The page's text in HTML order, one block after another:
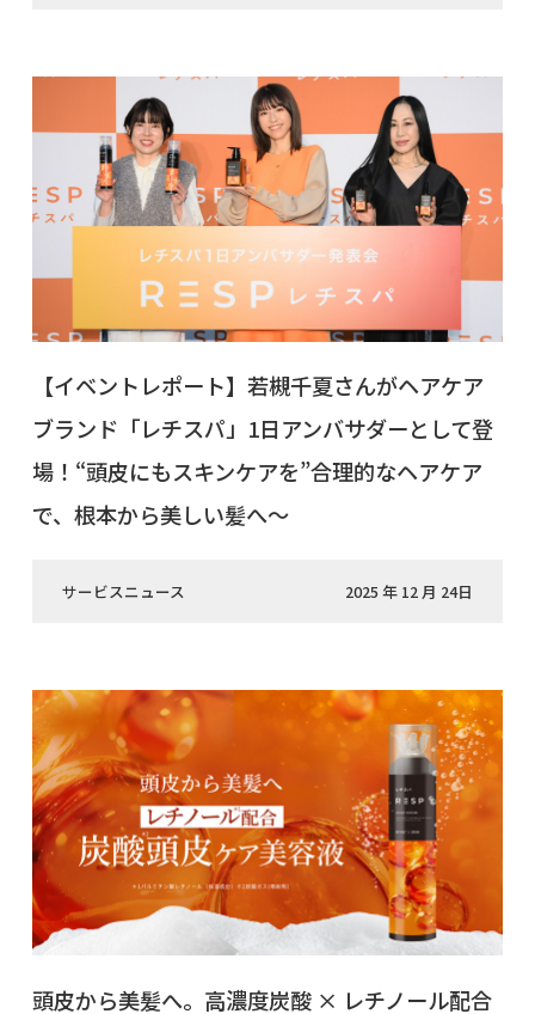
【イベントレポート】若槻千夏さんがヘアケア
ブランド「レチスパ」1日アンバサダーとして登
場！“頭皮にもスキンケアを”合理的なヘアケア
で、根本から美しい髪へ〜
サービスニュース 2025 年 12 月 24日
頭皮から美髪へ。高濃度炭酸 × レチノール配合